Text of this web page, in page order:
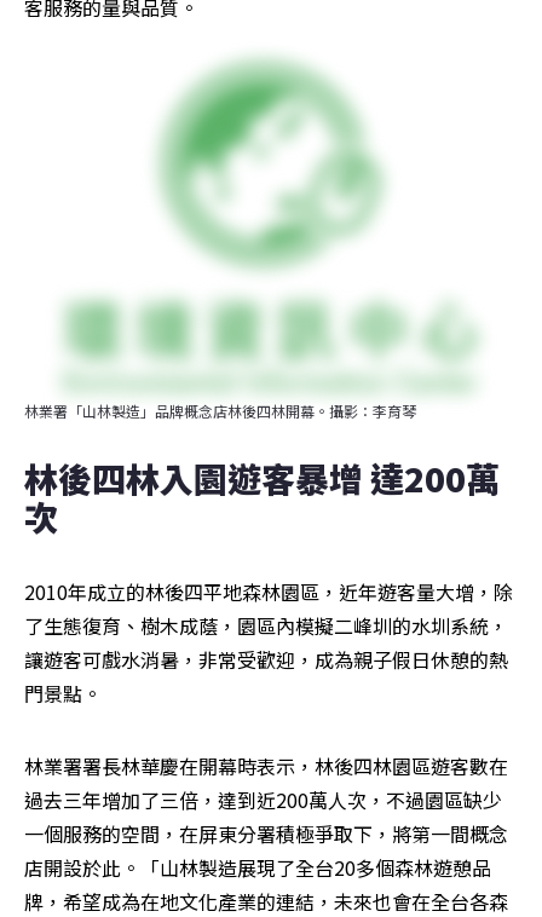
客服務的量與品質。
林業署「山林製造」品牌概念店林後四林開幕。攝影：李育琴
林後四林入園遊客暴增 達200萬
次
2010年成立的林後四平地森林園區，近年遊客量大增，除
了生態復育、樹木成蔭，園區內模擬二峰圳的水圳系統，
讓遊客可戲水消暑，非常受歡迎，成為親子假日休憩的熱
門景點。
林業署署長林華慶在開幕時表示，林後四林園區遊客數在
過去三年增加了三倍，達到近200萬人次，不過園區缺少
一個服務的空間，在屏東分署積極爭取下，將第一間概念
店開設於此。「山林製造展現了全台20多個森林遊憩品
牌，希望成為在地文化產業的連結，未來也會在全台各森